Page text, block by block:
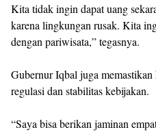
Kita tidak ingin dapat uang
karena lingkungan rusak. Kita
dengan pariwisata,” tegasnya.
Gubernur Iqbal juga memastikan
regulasi dan stabilitas kebijakan.
“Saya bisa berikan jaminan